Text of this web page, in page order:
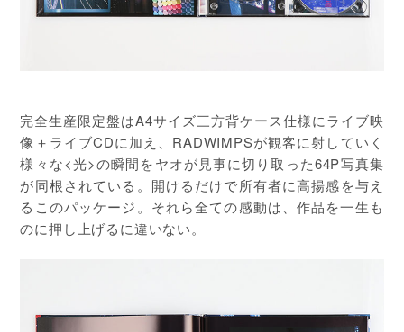
完全生産限定盤はA4サイズ三方背ケース仕様にライブ映
像＋ライブCDに加え、RADWIMPSが観客に射していく
様々な<光>の瞬間をヤオが見事に切り取った64P写真集
が同根されている。開けるだけで所有者に高揚感を与え
るこのパッケージ。それら全ての感動は、作品を一生も
のに押し上げるに違いない。